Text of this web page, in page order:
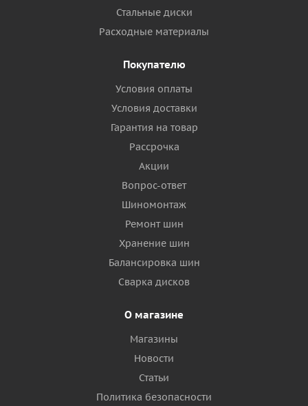
Стальные диски
Расходные материалы
Покупателю
Условия оплаты
Условия доставки
Гарантия на товар
Рассрочка
Акции
Вопрос-ответ
Шиномонтаж
Ремонт шин
Хранение шин
Балансировка шин
Сварка дисков
О магазине
Магазины
Новости
Статьи
Политика безопасности